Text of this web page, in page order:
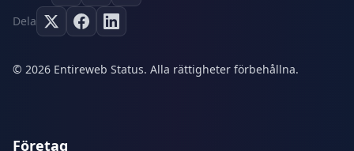
Dela
© 2026 Entireweb Status. Alla rättigheter förbehållna.
Företag